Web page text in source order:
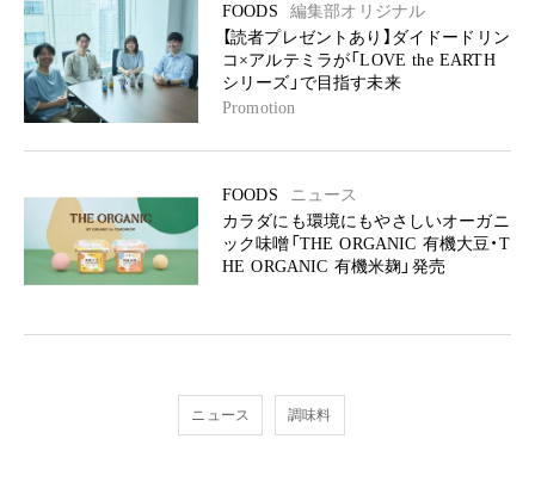
FOODS
編集部オリジナル
【読者プレゼントあり】ダイドードリン
コ×アルテミラが「LOVE the EARTH
シリーズ」で目指す未来
Promotion
FOODS
ニュース
カラダにも環境にもやさしいオーガニ
ック味噌󠄀「THE ORGANIC 有機大豆・T
HE ORGANIC 有機米麹」発売
ニュース 調味料